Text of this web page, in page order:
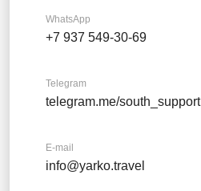
WhatsApp
+7 937 549-30-69
Telegram
telegram.me/south_support
E-mail
info@yarko.travel